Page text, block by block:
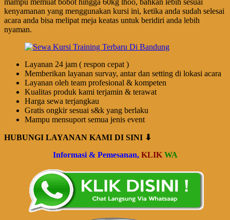
mampu memuat bobot hingga 60kg lhoo, bahkan lebih sesuai
kenyamanan yang menggunakan kursi ini, ketika anda sudah selesai
acara anda bisa melipat meja keatas untuk beridiri anda lebih
nyaman.
Layanan 24 jam ( respon cepat )
Memberikan layanan survay, antar dan setting di lokasi acara
Layanan oleh team profesional & kompeten
Kualitas produk kami terjamin & terawat
Harga sewa terjangkau
Gratis ongkir sesuai s&k yang berlaku
Mampu mensuport semua jenis event
HUBUNGI LAYANAN KAMI DI SINI ⬇
Informasi & Pemesanan, KLIK WA